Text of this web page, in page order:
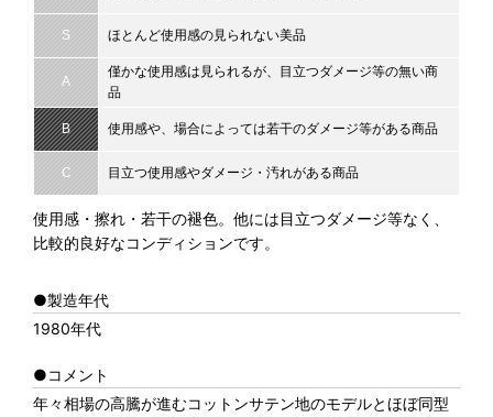
S ほとんど使用感の見られない美品
A
僅かな使用感は見られるが、目立つダメージ等の無い商
品
B 使用感や、場合によっては若干のダメージ等がある商品
C 目立つ使用感やダメージ・汚れがある商品
使用感・擦れ・若干の褪色。他には目立つダメージ等なく、
比較的良好なコンディションです。
●製造年代
1980年代
●コメント
年々相場の高騰が進むコットンサテン地のモデルとほぼ同型